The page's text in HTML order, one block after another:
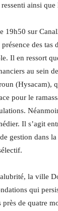
ainsi que
19h50 sur
des tas
Il en ressort
au sein
(Hysacam),
pour le
Il s’agit
gestion dans
la ville
qui
près de quatre